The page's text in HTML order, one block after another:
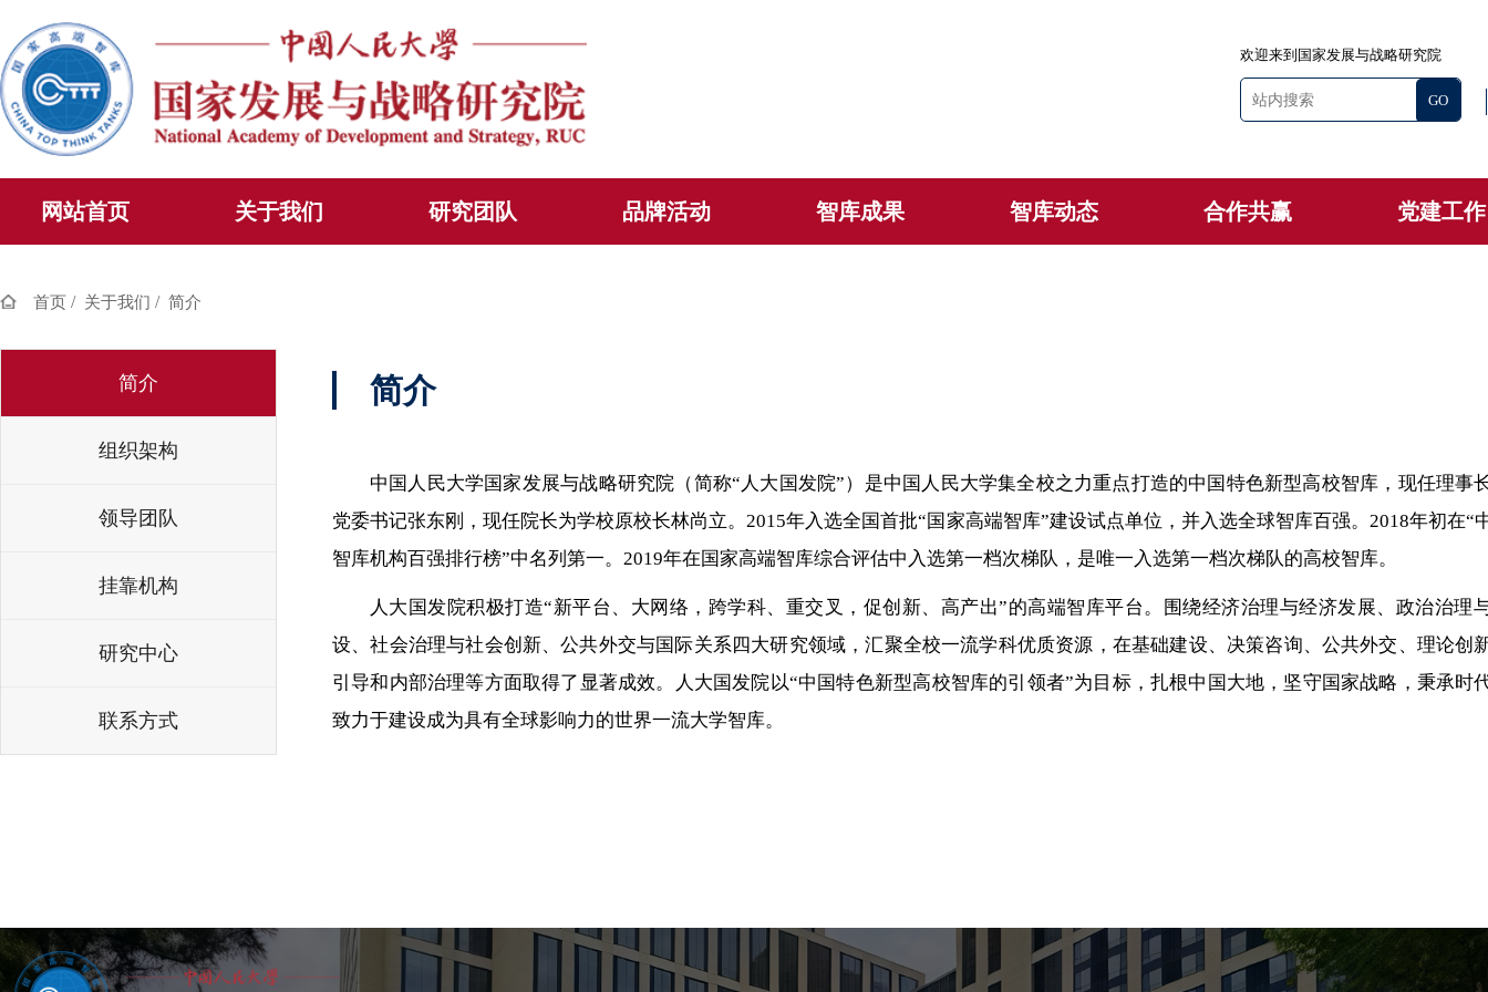
欢迎来到国家发展与战略研究院
网站首页 关于我们 研究团队 品牌活动 智库成果 智库动态 合作共赢 党建工作
首页 / 关于我们 / 简介
简介
组织架构
领导团队
挂靠机构
研究中心
联系方式
简介
中国人民大学国家发展与战略研究院（简称“人大国发院”）是中国人民大学集全校之力重点打造的中国特色新型高校智库，现任理事
党委书记张东刚，现任院长为学校原校长林尚立。2015年入选全国首批“国家高端智库”建设试点单位，并入选全球智库百强。2018年初在“
智库机构百强排行榜”中名列第一。2019年在国家高端智库综合评估中入选第一档次梯队，是唯一入选第一档次梯队的高校智库。
人大国发院积极打造“新平台、大网络，跨学科、重交叉，促创新、高产出”的高端智库平台。围绕经济治理与经济发展、政治治理
设、社会治理与社会创新、公共外交与国际关系四大研究领域，汇聚全校一流学科优质资源，在基础建设、决策咨询、公共外交、理论创
引导和内部治理等方面取得了显著成效。人大国发院以“中国特色新型高校智库的引领者”为目标，扎根中国大地，坚守国家战略，秉承时
致力于建设成为具有全球影响力的世界一流大学智库。